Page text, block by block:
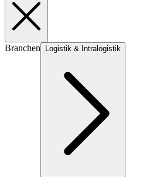
Branchen Logistik & Intralogistik